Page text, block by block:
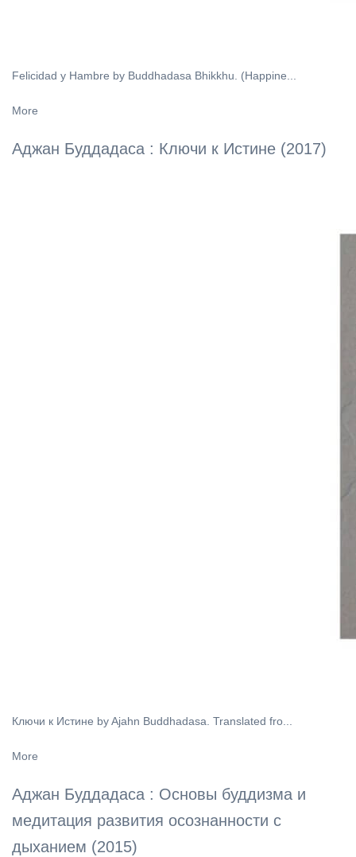
Felicidad y Hambre by Buddhadasa Bhikkhu. (Happine...
More
Аджан Буддадаса : Ключи к Истине (2017)
Ключи к Истине by Ajahn Buddhadasa. Translated fro...
More
Аджан Буддадаса : Основы буддизма и
медитация развития осознанности с
дыханием (2015)